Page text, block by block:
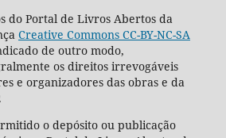
do Portal de Livros Abertos da
Creative Commons CC-BY-NC-SA
de outro modo,
os direitos irrevogáveis
e organizadores das obras e da
o depósito ou publicação